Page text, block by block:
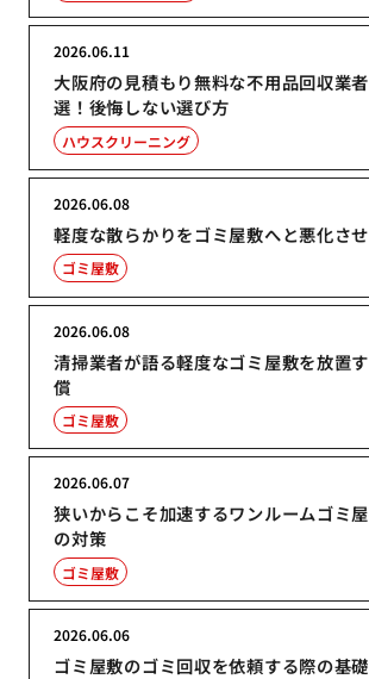
大阪府の見積もり無料な不用品回収業
選！後悔しない選び方
2026.06.11
ハウスクリーニング
軽度な散らかりをゴミ屋敷へと悪化さ
2026.06.08
ゴミ屋敷
清掃業者が語る軽度なゴミ屋敷を放置
償
2026.06.08
ゴミ屋敷
狭いからこそ加速するワンルームゴミ
の対策
2026.06.07
ゴミ屋敷
ゴミ屋敷のゴミ回収を依頼する際の基
2026.06.06